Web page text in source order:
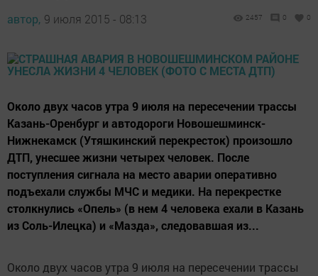
автор, 9 июля 2015 - 08:13 2457 0 0
Около двух часов утра 9 июля на пересечении трассы
Казань-Оренбург и автодороги Новошешминск-
Нижнекамск (Утяшкинский перекресток) произошло
ДТП, унесшее жизни четырех человек. После
поступления сигнала на место аварии оперативно
подъехали службы МЧС и медики. На перекрестке
столкнулись «Опель» (в нем 4 человека ехали в Казань
из Соль-Илецка) и «Мазда», следовавшая из...
Около двух часов утра 9 июля на пересечении трассы